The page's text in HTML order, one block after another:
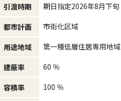
引渡時期 期日指定2026年8月下旬
都市計画 市街化区域
用途地域 第一種低層住居専用地域
建蔽率 60 ％
容積率 100 ％